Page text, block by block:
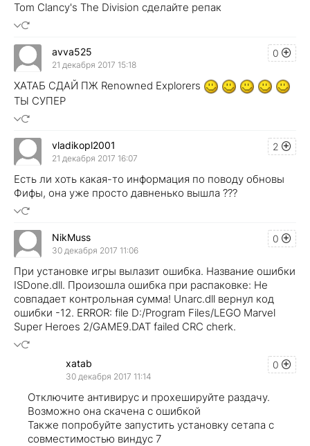
Tom Clancy's The Division сделайте репак
0
avva525
21 декабря 2017 15:18
ХАТАБ СДАЙ ПЖ Renowned Explorers
ТЫ СУПЕР
2
vladikopl2001
21 декабря 2017 16:07
Есть ли хоть какая-то информация по поводу обновы
Фифы, она уже просто давненько вышла ???
0
NikMuss
30 декабря 2017 11:06
При установке игры вылазит ошибка. Название ошибки
ISDone.dll. Произошла ошибка при распаковке: Не
совпадает контрольная сумма! Unarc.dll вернул код
ошибки -12. ERROR: file D:/Program Files/LEGO Marvel
Super Heroes 2/GAME9.DAT failed CRC cherk.
0
xatab
30 декабря 2017 11:14
Отключите антивирус и прохешируйте раздачу.
Возможно она скачена с ошибкой
Также попробуйте запустить установку сетапа с
совместимостью виндус 7